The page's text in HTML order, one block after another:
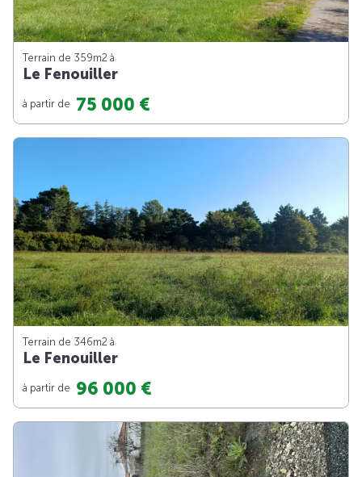
Terrain de 359m2 à
Le Fenouiller
à partir de 75 000 €
Terrain de 346m2 à
Le Fenouiller
à partir de 96 000 €